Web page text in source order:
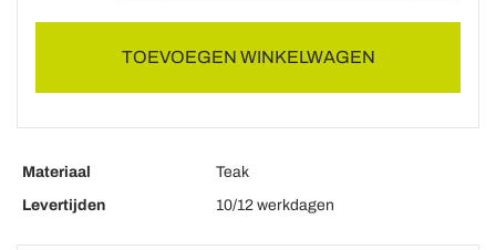
TOEVOEGEN WINKELWAGEN
Materiaal
Teak
Levertijden
10/12 werkdagen